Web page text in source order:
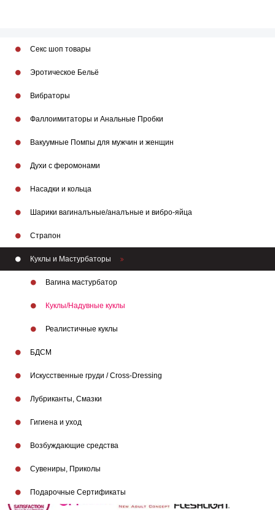
Секс шоп товары
Эротическое Бельё
Вибраторы
Фаллоимитаторы и Анальные Пробки
Вакуумные Помпы для мужчин и женщин
Духи с феромонами
Насадки и кольца
Шарики вагиналъные/аналъные и вибро-яйца
Страпон
Куклы и Мастурбаторы
Вагина мастурбатор
Куклы/Надувные куклы
Реалистичные куклы
БДСМ
Искусственные груди / Cross-Dressing
Лубриканты, Смазки
Гигиена и уход
Возбуждающие средства
Сувениры, Приколы
Подарочные Сертификаты